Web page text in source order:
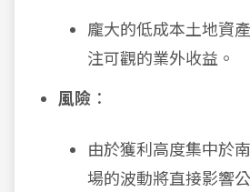
龐大的低成本土地資
注可觀的業外收益。
風險 ：
由於獲利高度集中於
場的波動將直接影響